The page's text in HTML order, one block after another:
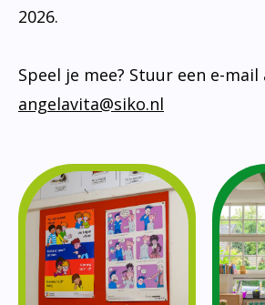
2026.
Speel je mee? Stuur een e-mail
angelavita@siko.nl